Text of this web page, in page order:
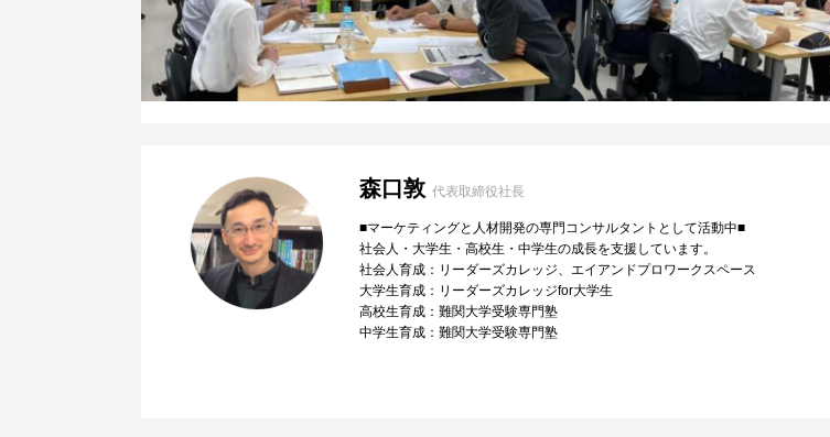
森口敦 代表取締役社長
■マーケティングと人材開発の専門コンサルタントとして活動中■
社会人・大学生・高校生・中学生の成長を支援しています。
社会人育成：リーダーズカレッジ、エイアンドプロワークスペース
大学生育成：リーダーズカレッジfor大学生
高校生育成：難関大学受験専門塾
中学生育成：難関大学受験専門塾